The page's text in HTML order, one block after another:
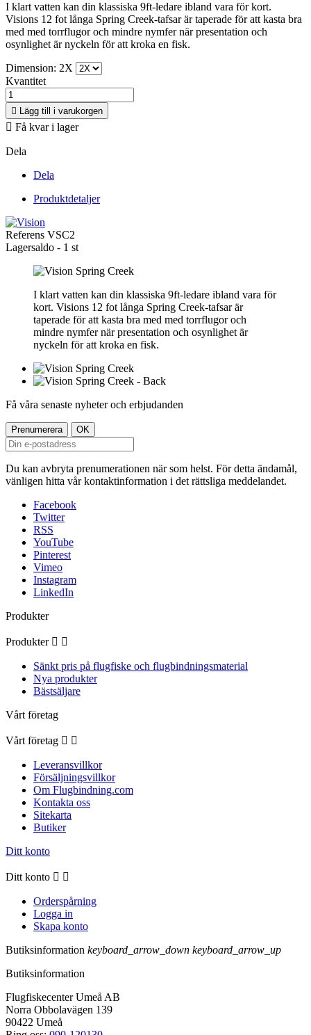
I klart vatten kan din klassiska 9ft-ledare ibland vara för kort.
Visions 12 fot långa Spring Creek-tafsar är taperade för att kasta bra
med med torrflugor och mindre nymfer när presentation och
osynlighet är nyckeln för att kroka en fisk.
Dimension: 2X
Kvantitet
 Lägg till i varukorgen
 Få kvar i lager
Dela
Dela
Produktdetaljer
Referens VSC2
Lagersaldo - 1 st
I klart vatten kan din klassiska 9ft-ledare ibland vara för
kort. Visions 12 fot långa Spring Creek-tafsar är
taperade för att kasta bra med med torrflugor och
mindre nymfer när presentation och osynlighet är
nyckeln för att kroka en fisk.
Få våra senaste nyheter och erbjudanden
Du kan avbryta prenumerationen när som helst. För detta ändamål,
vänligen hitta vår kontaktinformation i det rättsliga meddelandet.
Facebook
Twitter
RSS
YouTube
Pinterest
Vimeo
Instagram
LinkedIn
Produkter
Produkter  
Sänkt pris på flugfiske och flugbindningsmaterial
Nya produkter
Bästsäljare
Vårt företag
Vårt företag  
Leveransvillkor
Försäljningsvillkor
Om Flugbindning.com
Kontakta oss
Sitekarta
Butiker
Ditt konto
Ditt konto  
Orderspårning
Logga in
Skapa konto
Butiksinformation keyboard_arrow_down keyboard_arrow_up
Butiksinformation
Flugfiskecenter Umeå AB
Norra Obbolavägen 139
90422 Umeå